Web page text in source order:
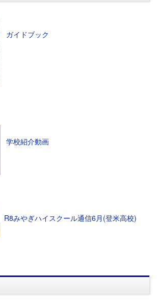
ガイドブック
学校紹介動画
R8みやぎハイスクール通信6月(登米高校)